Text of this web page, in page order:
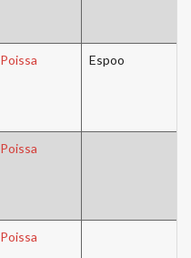
Poissa Espoo
Poissa
Poissa